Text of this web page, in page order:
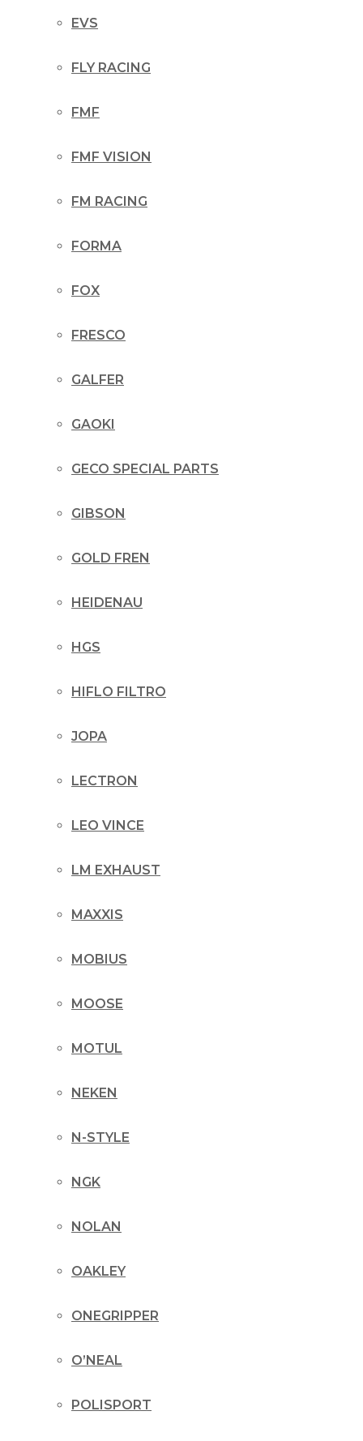
EVS
FLY RACING
FMF
FMF VISION
FM RACING
FORMA
FOX
FRESCO
GALFER
GAOKI
GECO SPECIAL PARTS
GIBSON
GOLD FREN
HEIDENAU
HGS
HIFLO FILTRO
JOPA
LECTRON
LEO VINCE
LM EXHAUST
MAXXIS
MOBIUS
MOOSE
MOTUL
NEKEN
N-STYLE
NGK
NOLAN
OAKLEY
ONEGRIPPER
O’NEAL
POLISPORT